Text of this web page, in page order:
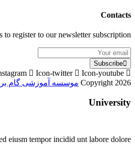
Contacts
to register to our newsletter subscription
Subscribe
Icon-twitter
Icon-youtube
Copyright 2026 موسسه آموزشی گام
University
eiusm tempor incidid unt labore dolore.